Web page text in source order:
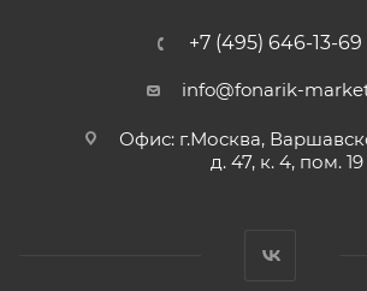
+7 (495) 646-13-69
info@fonarik-
Офис: г.Москва,
д. 47, к. 4, пом. 19